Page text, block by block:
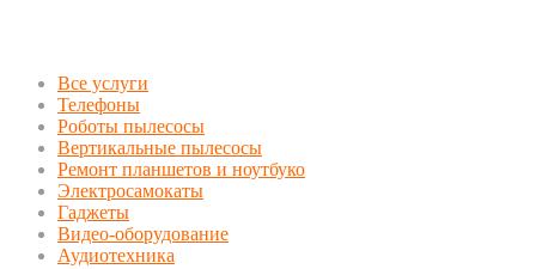
Все услуги
Телефоны
Роботы пылесосы
Вертикальные пылесосы
Ремонт планшетов и ноутбуко
Электросамокаты
Гаджеты
Видео-оборудование
Аудиотехника